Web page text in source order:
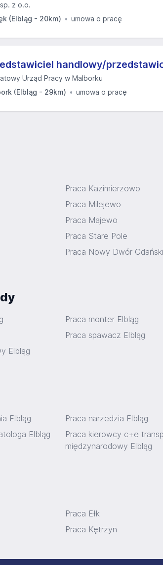
z o.o.
(Elbląg - 20km)
umowa o pracę
handlowy/
Urząd Pracy w Malborku
(Elbląg - 29km)
umowa o pracę
Praca Kazimierzowo
Praca Milejewo
Praca Majewo
Praca Stare Pole
Praca Nowy Dwór Gdański
Praca monter Elbląg
Praca spawacz Elbląg
Elbląg
Elbląg Praca narzedzia Elbląg
Elbląg
Praca kierowcy c+e
międzynarodowy Elbląg
Praca Ełk
Praca Kętrzyn